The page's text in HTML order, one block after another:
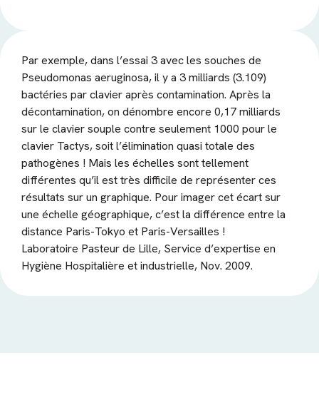
Parexemple,dans l’essai 3avecles souches de
Pseudomonas aeruginosa,ilya 3milliards (3.109)
bactéries parclavieraprès contamination. Après la
décontamination,on dénombre encore 0,17milliards
surle claviersouple contre seulement 1000 pourle
clavier Tactys,soitl’élimination quasi totale des
pathogènes ! Mais les échelles sonttellement
différentes qu’ilesttrès difficile de représenterces
résultats surun graphique. Pourimagercetécartsur
une échelle géographique,c’estla différence entre la
distance Paris-Tokyo et Paris-Versailles !
Laboratoire Pasteurde Lille, Service d’expertise en
Hygiène Hospitalière etindustrielle, Nov. 2009.